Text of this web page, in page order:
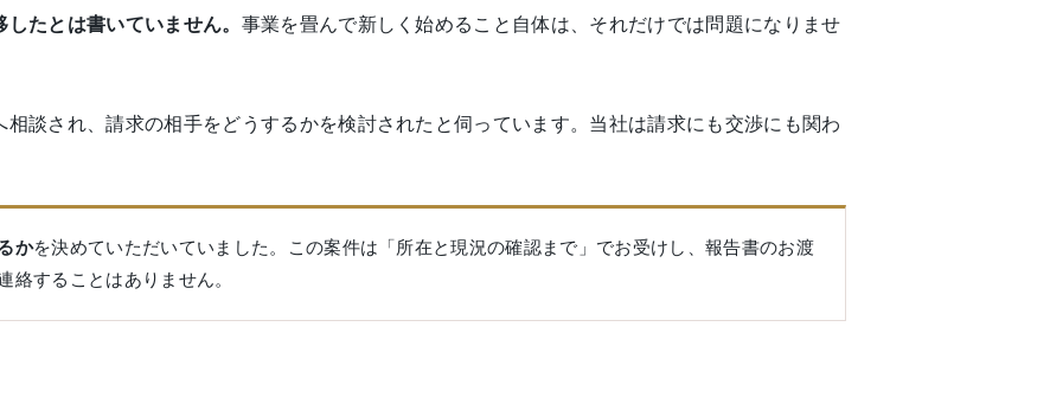
したとは書いていません。 事業を畳んで新しく始めること自体は、それだけでは問題になりませ
談され、請求の相手をどうするかを検討されたと伺っています。当社は請求にも交渉にも関わ
かを決めていただいていました。この案件は「所在と現況の確認まで」でお受けし、報告書のお渡
絡することはありません。